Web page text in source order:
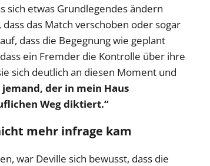
sich etwas Grundlegendes ändern
das Match verschoben oder sogar
dass die Begegnung wie geplant
ein Fremder die Kontrolle über ihre
sich deutlich an diesen Moment und
der in mein Haus
Weg diktiert.“
mehr infrage kam
war Deville sich bewusst, dass die